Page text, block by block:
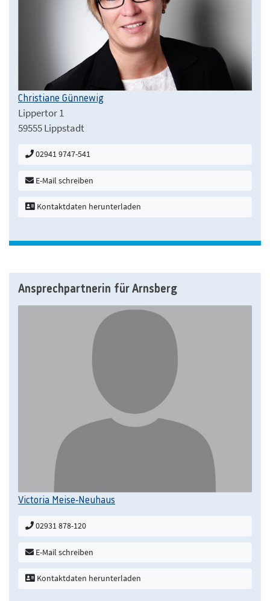
Christiane Günnewig
Lippertor 1
59555 Lippstadt
02941 9747-541
E-Mail schreiben
Kontaktdaten herunterladen
Ansprechpartnerin für Arnsberg
Victoria Meise-Neuhaus
02931 878-120
E-Mail schreiben
Kontaktdaten herunterladen